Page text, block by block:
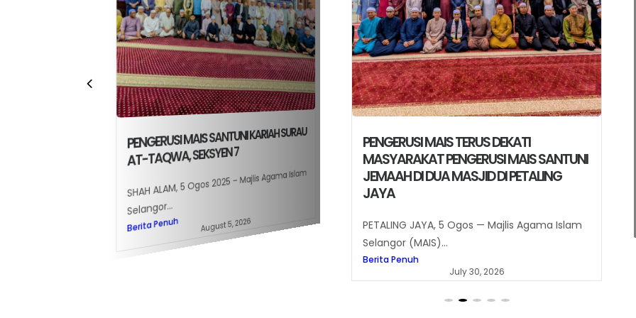
PENGERUSI MAIS TERUS DEKATI
MASYARAKAT PENGERUSI MAIS SANTUNI
JEMAAH DI DUA MASJID DI PETALING
JAYA
PETALING JAYA, 5 Ogos — Majlis Agama Islam
Selangor (MAIS)...
TERUS DEKATI MASYARAKAT Pengerusi
MAIS Santuni Jemaah di Dua Masjid Di
Petaling Jaya
Selangor (MAIS)...
Berita Penuh